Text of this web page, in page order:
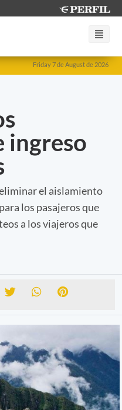
Friday 7 de August de 2026
ingreso
el aislamiento
los pasajeros que
a los viajeros que